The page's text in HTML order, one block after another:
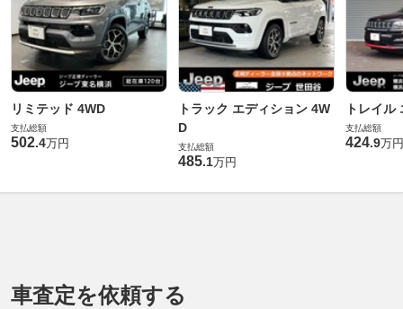
リミテッド 4WD
支払総額
502.4万円
トラック エディション 4W
D
支払総額
485.1万円
トレイル
支払総額
424.9万円
車査定を依頼する